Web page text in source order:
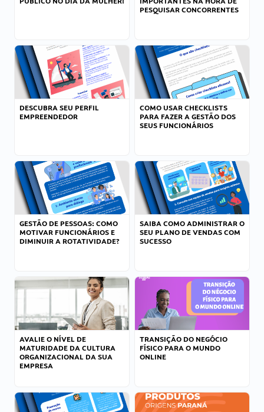
PESQUISAR CONCORRENTES
DESCUBRA SEU PERFIL
EMPREENDEDOR
COMO USAR CHECKLISTS
PARA FAZER A GESTÃO DOS
SEUS FUNCIONÁRIOS
GESTÃO DE PESSOAS: COMO
MOTIVAR FUNCIONÁRIOS E
DIMINUIR A ROTATIVIDADE?
SAIBA COMO ADMINISTRAR O
SEU PLANO DE VENDAS COM
SUCESSO
AVALIE O NÍVEL DE
MATURIDADE DA CULTURA
ORGANIZACIONAL DA SUA
EMPRESA
TRANSIÇÃO DO NEGÓCIO
FÍSICO PARA O MUNDO
ONLINE